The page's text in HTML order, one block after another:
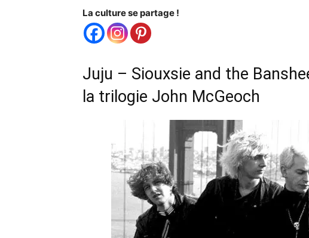
La culture se partage !
Juju – Siouxsie and the
la trilogie John McGeoch